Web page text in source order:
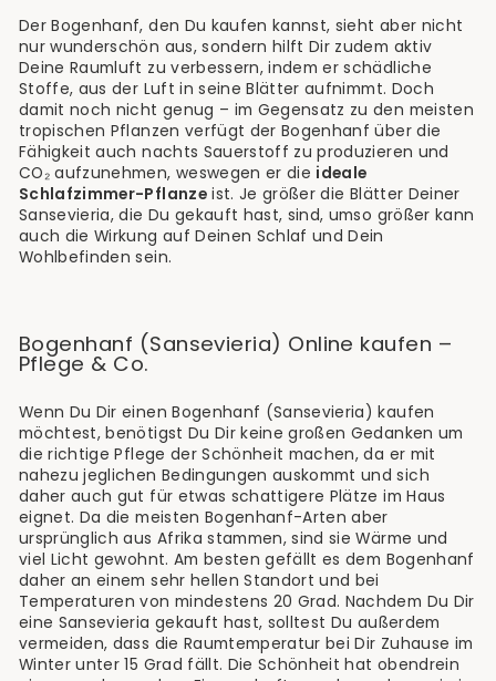
Der Bogenhanf, den Du kaufen kannst, sieht aber nicht
nur wunderschön aus, sondern hilft Dir zudem aktiv
Deine Raumluft zu verbessern, indem er schädliche
Stoffe, aus der Luft in seine Blätter aufnimmt. Doch
damit noch nicht genug – im Gegensatz zu den meisten
tropischen Pflanzen verfügt der Bogenhanf über die
Fähigkeit auch nachts Sauerstoff zu produzieren und
CO₂ aufzunehmen, weswegen er die ideale
Schlafzimmer-Pflanze ist. Je größer die Blätter Deiner
Sansevieria, die Du gekauft hast, sind, umso größer kann
auch die Wirkung auf Deinen Schlaf und Dein
Wohlbefinden sein.
Bogenhanf (Sansevieria) Online kaufen –
Pflege & Co.
Wenn Du Dir einen Bogenhanf (Sansevieria) kaufen
möchtest, benötigst Du Dir keine großen Gedanken um
die richtige Pflege der Schönheit machen, da er mit
nahezu jeglichen Bedingungen auskommt und sich
daher auch gut für etwas schattigere Plätze im Haus
eignet. Da die meisten Bogenhanf-Arten aber
ursprünglich aus Afrika stammen, sind sie Wärme und
viel Licht gewohnt. Am besten gefällt es dem Bogenhanf
daher an einem sehr hellen Standort und bei
Temperaturen von mindestens 20 Grad. Nachdem Du Dir
eine Sansevieria gekauft hast, solltest Du außerdem
vermeiden, dass die Raumtemperatur bei Dir Zuhause im
Winter unter 15 Grad fällt. Die Schönheit hat obendrein